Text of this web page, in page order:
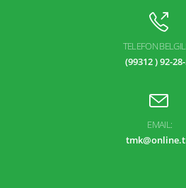
TELEFON
(99312 ) 92-
EMAIL: